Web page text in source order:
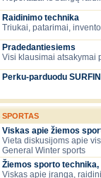
Raidinimo technika
Triukai, patarimai,
Pradedantiesiems
Visi klausimai atsakymai
Perku-parduodu
SPORTAS
Viskas apie žiemos
Vieta diskusijoms apie
General Winter sports
Žiemos sporto
Viskas apie įranga,